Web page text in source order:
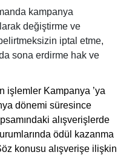
kampanya
değiştirme ve
iptal etme,
sona erdirme hak ve
işlemler Kampanya ’ya
dönemi süresince
alışverişlerde
ödül kazanma
konusu alışverişe ilişkin